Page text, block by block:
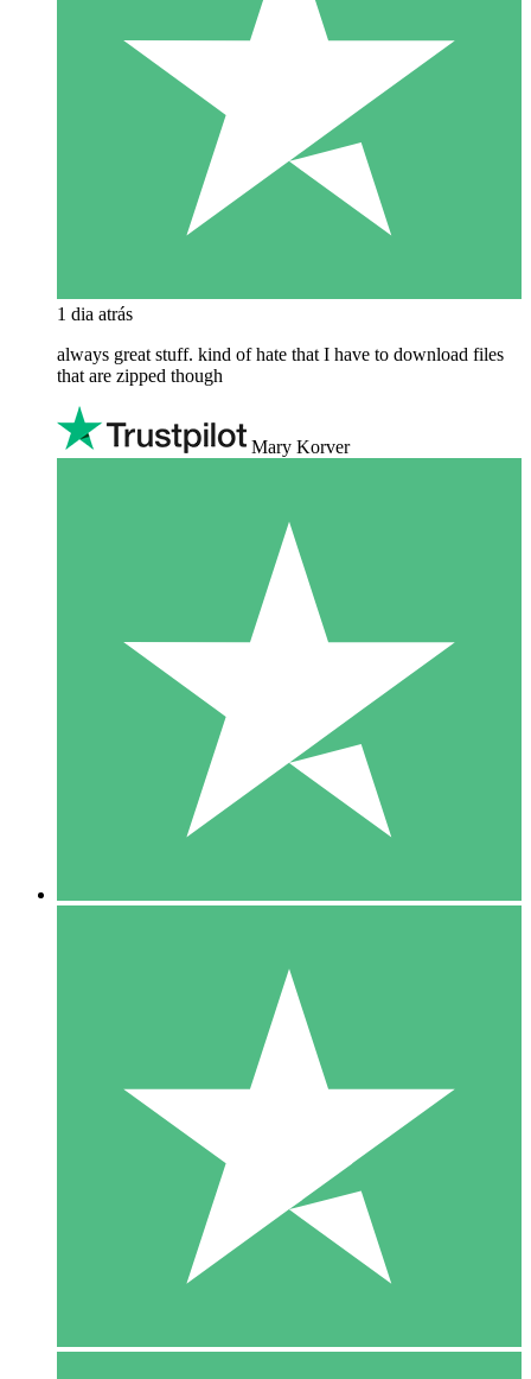
1 dia atrás
always great stuff. kind of hate that I have to download files
that are zipped though
Mary Korver